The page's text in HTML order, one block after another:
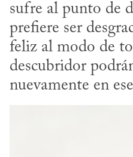
sufre al punto de
prefiere ser
feliz al modo de
descubridor
nuevamente en